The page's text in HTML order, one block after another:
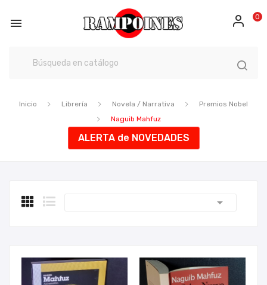
 0
Inicio Librería Novela / Narrativa
Premios Nobel
Naguib Mahfuz
ALERTA de NOVEDADES
